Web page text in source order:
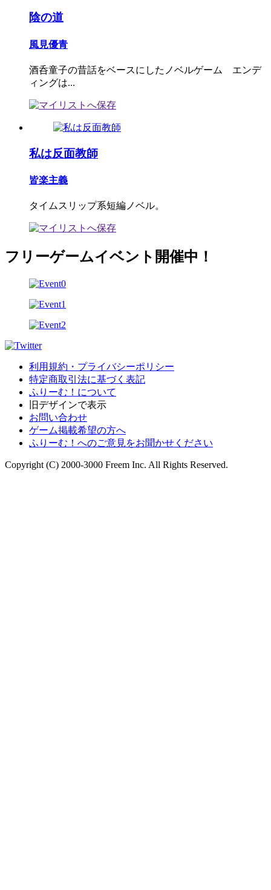
陰の道
風見優青
酒呑童子の昔話をベースにしたノベルゲーム エンデ
ィングは...
私は反面教師
皆楽主義
タイムスリップ系短編ノベル。
フリーゲームイベント開催中！
利用規約・プライバシーポリシー
特定商取引法に基づく表記
ふりーむ！について
旧デザインで表示
お問い合わせ
ゲーム掲載希望の方へ
ふりーむ！へのご意見をお聞かせください
Copyright (C) 2000-3000 Freem Inc. All Rights Reserved.